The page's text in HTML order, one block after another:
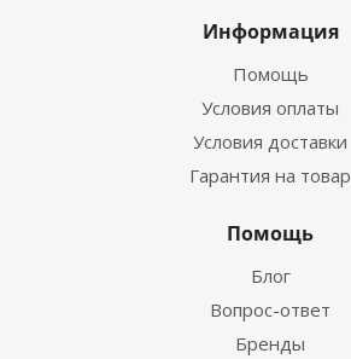
Информация
Помощь
Условия оплаты
Условия доставки
Гарантия на товар
Помощь
Блог
Вопрос-ответ
Бренды